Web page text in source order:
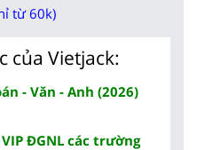
từ 60k)
của Vietjack:
- Văn - Anh (2026)
ĐGNL các trường